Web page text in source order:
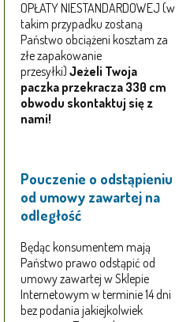
OPŁATY NIESTANDARDOWEJ (w
takim przypadku zostaną
Państwo obciążeni kosztam za
złe zapakowanie
przesyłki) Jeżeli Twoja
paczka przekracza 330 cm
obwodu skontaktuj się z
nami!
Pouczenie o odstąpieniu
od umowy zawartej na
odległość
Będąc konsumentem mają
Państwo prawo odstąpić od
umowy zawartej w Sklepie
Internetowym w terminie 14 dni
bez podania jakiejkolwiek